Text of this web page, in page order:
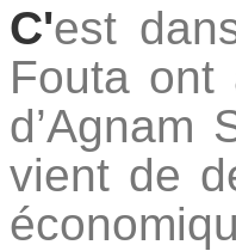
C'est
Fouta ont
d’Agnam
vient de